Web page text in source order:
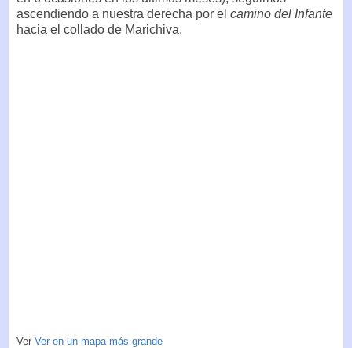
ascendiendo a nuestra derecha por el camino del Infante
hacia el collado de Marichiva.
Ver Ver en un mapa más grande